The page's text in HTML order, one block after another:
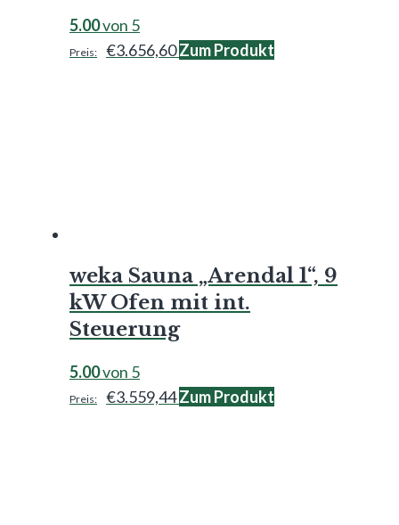
5.00von 5
€3.656,60Zum Produkt
weka Sauna „Arendal 1“, 9
kW Ofen mit int.
Steuerung
5.00von 5
€3.559,44Zum Produkt